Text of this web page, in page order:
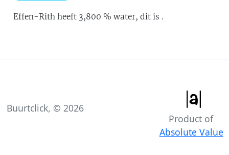
Effen-Rith heeft 3,800 % water, dit is .
Buurtclick, © 2026
Product of
Absolute Value